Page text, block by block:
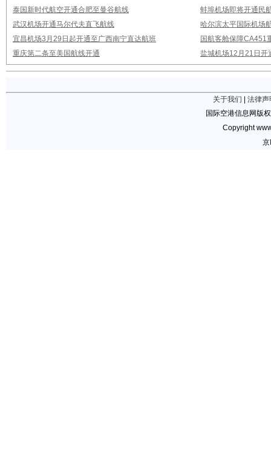
泰国新时代航空开通合肥至曼谷航线
蚌埠机场即将开通民
武汉机场开通马尔代夫直飞航线
哈尔滨太平国际机场
宜昌机场3月29日起开通至广西南宁直达航班
国航客舱保障CA451
重庆第二条至美国航线开通
盐城机场12月21日开
关于我们
法律声
国际空港信息网版
Copyright